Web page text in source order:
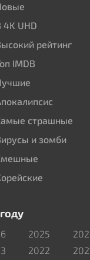
4K UHD
рейтинг
IMDB
страшные
и зомби
2025
2022